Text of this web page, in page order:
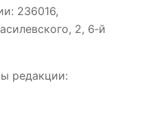
236016,
2, 6‑й
редакции: